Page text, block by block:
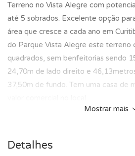
Terreno no Vista Alegre com
até 5 sobrados. Excelente opção
área que cresce a cada ano em
do Parque Vista Alegre este terreno
quadrados, sem benfeitorias sendo
24,70m de lado direito e
37,50m de fundo. Tem uma casa de
Mostrar mais
Detalhes